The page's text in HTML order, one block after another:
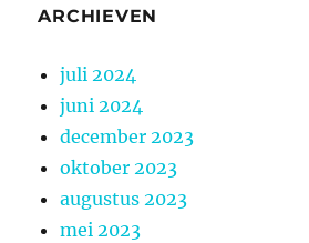
ARCHIEVEN
juli 2024
juni 2024
december 2023
oktober 2023
augustus 2023
mei 2023